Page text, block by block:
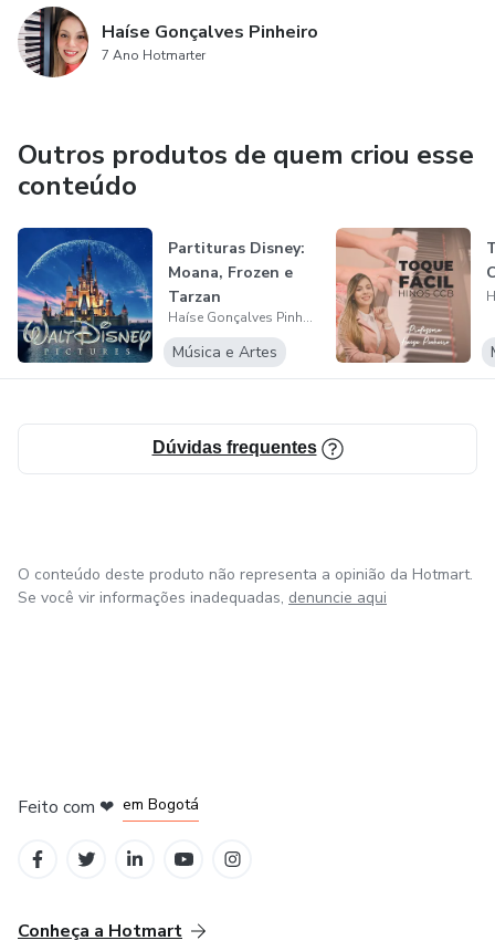
Haíse Gonçalves Pinheiro
7 Ano Hotmarter
Outros produtos de quem criou esse
conteúdo
Partituras Disney:
Moana, Frozen e
Tarzan
Haíse Gonçalves Pinheiro
Música e Artes
Dúvidas frequentes
O conteúdo deste produto não representa a opinião da Hotmart.
Se você vir informações inadequadas, denuncie aqui
Feito com ❤ em Bogotá
Conheça a Hotmart